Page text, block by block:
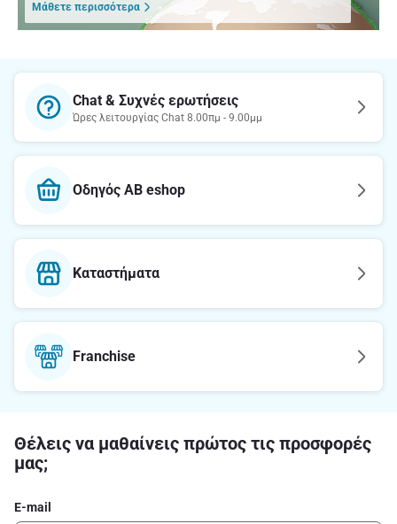
Μάθετε περισσότερα
Chat & Συχνές ερωτήσεις
Ώρες λειτουργίας Chat 8.00πμ - 9.00μμ
Οδηγός AB eshop
Καταστήματα
Franchise
Θέλεις να μαθαίνεις πρώτος τις προσφορές
μας;
E-mail